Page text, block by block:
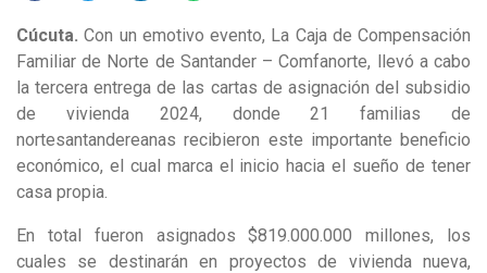
Cúcuta. Con un emotivo evento, La Caja de Compensación
Familiar de Norte de Santander – Comfanorte, llevó a cabo
la tercera entrega de las cartas de asignación del subsidio
de vivienda 2024, donde 21 familias de
nortesantandereanas recibieron este importante beneficio
económico, el cual marca el inicio hacia el sueño de tener
casa propia.
En total fueron asignados $819.000.000 millones, los
cuales se destinarán en proyectos de vivienda nueva,